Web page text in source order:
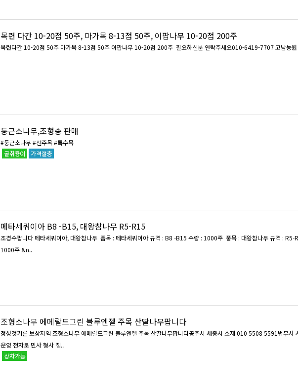
목련 다간 10-20점 50주, 마가목 8-13점 50주, 이팝나무 10-20점 200주
목련다간 10-20점 50주 마가목 8-13점 50주 이팝나무 10-20점 200주 필요하신분 연
둥근소나무,조형송 판매
#둥근소나무 #선주목 #특수목
메타세쿼이아 B8 -B15, 대왕참나무 R5-R15
조경수팝니다 메타세쿼이아, 대왕참나무 품목 : 메타세쿼이아 규격 : B8 -B15 수량 : 1000주 품목 : 대왕참나무 규격 : R5-R15 수량:
1000주 &n..
조형소나무 에메랄드그린 블루엔젤 주목 산딸나무팝니다
정성것기른 보상지역 조형소나무 에메랄드그린 블루엔젤 주목 산딸나무팝니다공주시 세종시 소재 010 5508 5591법무사
운영 전자로 민사 형사 집..